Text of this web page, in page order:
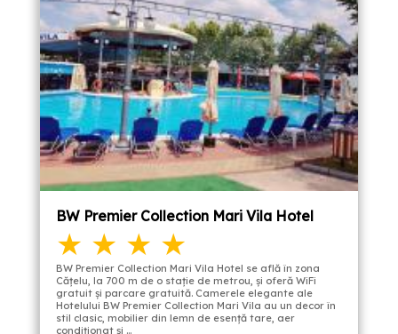
BW Premier Collection Mari Vila Hotel
★ ★ ★ ★
BW Premier Collection Mari Vila Hotel se află în zona
Căţelu, la 700 m de o staţie de metrou, şi oferă WiFi
gratuit şi parcare gratuită. Camerele elegante ale
Hotelului BW Premier Collection Mari Vila au un decor în
stil clasic, mobilier din lemn de esență tare, aer
condiţionat şi …